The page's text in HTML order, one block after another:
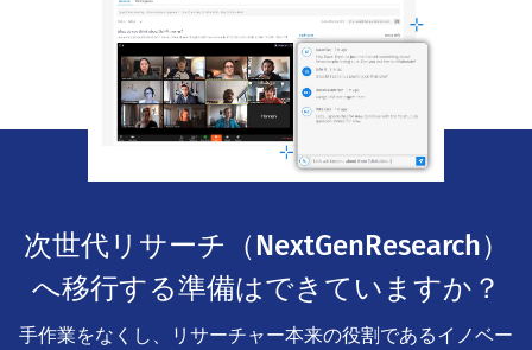
次世代リサーチ（NextGenResearch）
へ移行する準備はできていますか？
手作業をなくし、リサーチャー本来の役割であるイノベー